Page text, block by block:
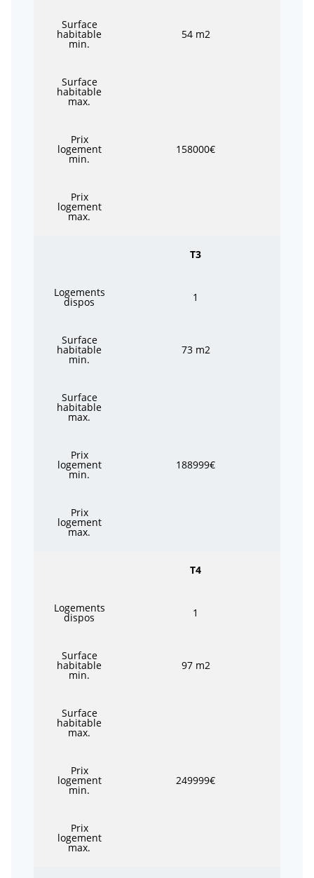
Surface
habitable
min.
54 m2
Surface
habitable
max.
Prix
logement
min.
158000€
Prix
logement
max.
T3
Logements
dispos 1
Surface
habitable
min.
73 m2
Surface
habitable
max.
Prix
logement
min.
188999€
Prix
logement
max.
T4
Logements
dispos 1
Surface
habitable
min.
97 m2
Surface
habitable
max.
Prix
logement
min.
249999€
Prix
logement
max.